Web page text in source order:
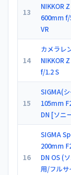
13
NIKKOR
600mm f/
VR
14
カメラレ
NIKKOR
f/1.2 S
15
SIGMA(
105mm
DN [ソニ
16
SIGMA
200mm
DN OS (
用/フルサ